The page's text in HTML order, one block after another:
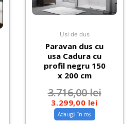
Usi de dus
Paravan dus cu
usa Cadura cu
profil negru 150
x 200 cm
3.716,00lei
3.299,00 lei
Adaugă în coș